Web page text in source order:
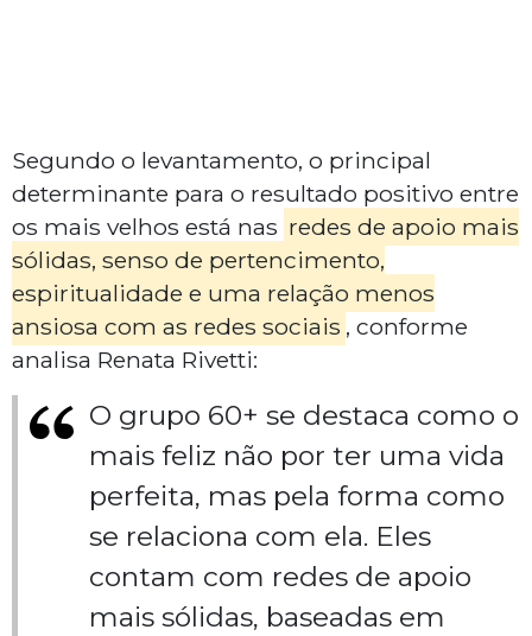
Segundo o levantamento, o principal
determinante para o resultado positivo entre
os mais velhos está nas redes de apoio mais
sólidas, senso de pertencimento,
espiritualidade e uma relação menos
ansiosa com as redes sociais , conforme
analisa Renata Rivetti:
O grupo 60+ se destaca como o
mais feliz não por ter uma vida
perfeita, mas pela forma como
se relaciona com ela. Eles
contam com redes de apoio
mais sólidas, baseadas em